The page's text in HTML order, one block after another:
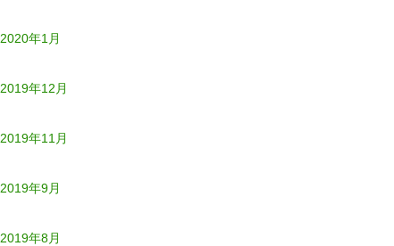
2020年1月
2019年12月
2019年11月
2019年9月
2019年8月